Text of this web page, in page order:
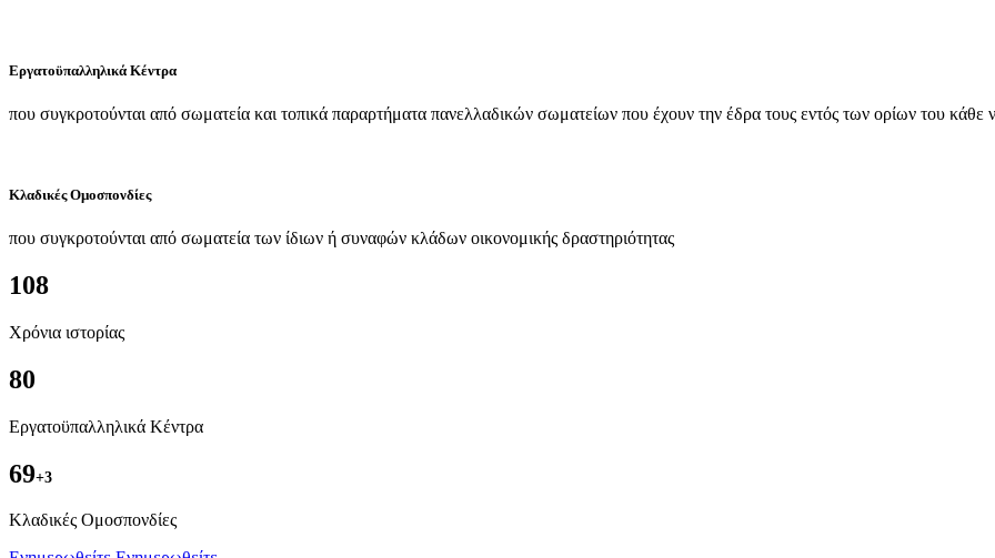
Εργατοϋπαλληλικά Κέντρα
που συγκροτούνται από σωματεία και τοπικά παραρτήματα πανελλαδικών σωματείων που έχουν την έδρα τους εντός των ορίων του κάθε
Κλαδικές Ομοσπονδίες
που συγκροτούνται από σωματεία των ίδιων ή συναφών κλάδων οικονομικής δραστηριότητας
108
Χρόνια ιστορίας
80
Εργατοϋπαλληλικά Κέντρα
69+3
Kλαδικές Ομοσπονδίες